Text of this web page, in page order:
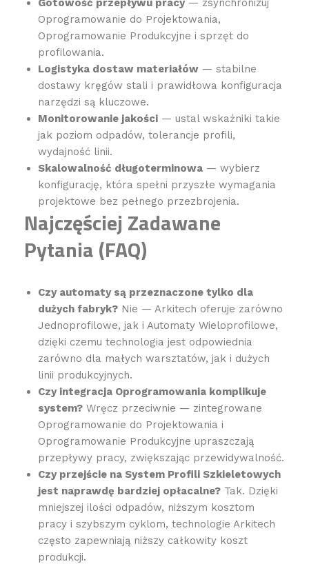
Gotowość przepływu pracy— zsynchronizuj
Oprogramowanie do Projektowania,
Oprogramowanie Produkcyjne i sprzęt do
profilowania.
Logistyka dostaw materiałów — stabilne
dostawy kręgów stali i prawidłowa konfiguracja
narzędzi są kluczowe.
Monitorowanie jakości — ustal wskaźniki takie
jak poziom odpadów, tolerancje profili,
wydajność linii.
Skalowalność długoterminowa — wybierz
konfigurację, która spełni przyszłe wymagania
projektowe bez pełnego przezbrojenia.
Najczęściej Zadawane
Pytania (FAQ)
Czy automaty są przeznaczone tylko dla
dużych fabryk? Nie — Arkitech oferuje zarówno
Jednoprofilowe, jak i Automaty Wieloprofilowe,
dzięki czemu technologia jest odpowiednia
zarówno dla małych warsztatów, jak i dużych
linii produkcyjnych.
Czy integracja Oprogramowania komplikuje
system? Wręcz przeciwnie — zintegrowane
Oprogramowanie do Projektowania i
Oprogramowanie Produkcyjne upraszczają
przepływy pracy, zwiększając przewidywalność.
Czy przejście na System Profili Szkieletowych
jest naprawdę bardziej opłacalne? Tak. Dzięki
mniejszej ilości odpadów, niższym kosztom
pracy i szybszym cyklom, technologie Arkitech
często zapewniają niższy całkowity koszt
produkcji.